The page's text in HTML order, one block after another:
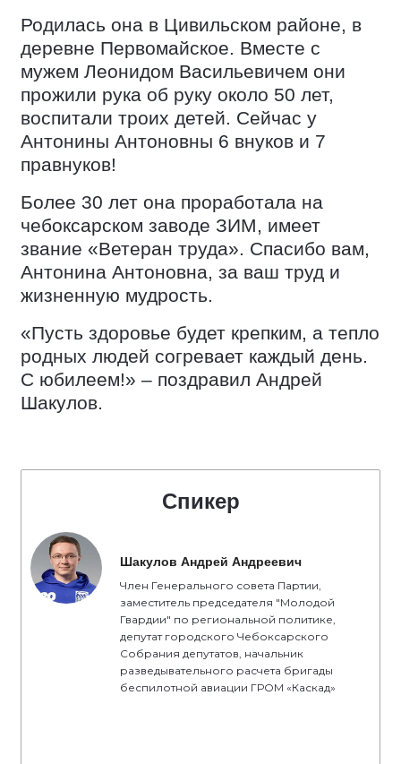
Родилась она в Цивильском районе, в
деревне Первомайское. Вместе с
мужем Леонидом Васильевичем они
прожили рука об руку около 50 лет,
воспитали троих детей. Сейчас у
Антонины Антоновны 6 внуков и 7
правнуков!
Более 30 лет она проработала на
чебоксарском заводе ЗИМ, имеет
звание «Ветеран труда». Спасибо вам,
Антонина Антоновна, за ваш труд и
жизненную мудрость.
«Пусть здоровье будет крепким, а тепло
родных людей согревает каждый день.
С юбилеем!» – поздравил Андрей
Шакулов.
Спикер
Шакулов Андрей Андреевич
Член Генерального совета Партии,
заместитель председателя "Молодой
Гвардии" по региональной политике,
депутат городского Чебоксарского
Собрания депутатов, начальник
разведывательного расчета бригады
беспилотной авиации ГРОМ «Каскад»